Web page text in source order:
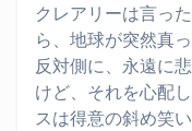
クレアリーは言っ
ら、地球が突然真
反対側に、永遠に
けど、それを心配
スは得意の斜め笑